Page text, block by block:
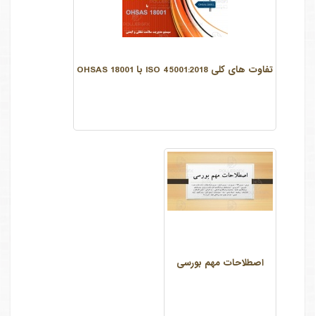
تفاوت های کلی ISO 45001:2018 با OHSAS 18001
اصطلاحات مهم بورسی